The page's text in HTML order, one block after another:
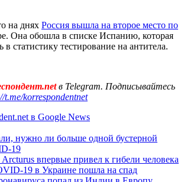
на днях Россия вышла на второе место по
Она обошла в списке Испанию, которая
в статистику тестирование на антитела.
в Telegram. Подписывайтесь
t.me/korrespondentnet
в Google News
нужно ли больше одной бустерной
19
впервые привел к гибели человека
19 в Украине пошла на спад